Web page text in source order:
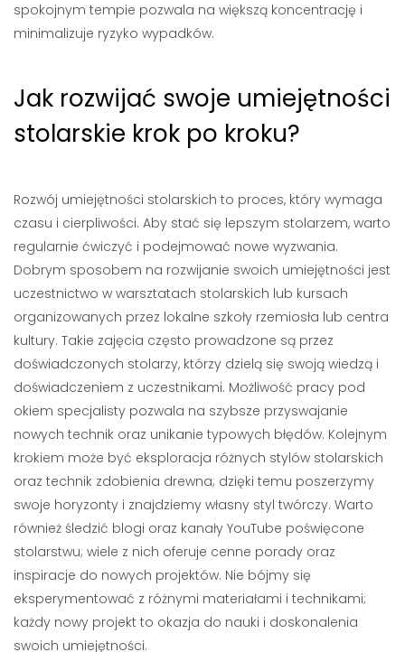
spokojnym tempie pozwala na większą koncentrację i
minimalizuje ryzyko wypadków.
Jak rozwijać swoje umiejętności
stolarskie krok po kroku?
Rozwój umiejętności stolarskich to proces, który wymaga
czasu i cierpliwości. Aby stać się lepszym stolarzem, warto
regularnie ćwiczyć i podejmować nowe wyzwania.
Dobrym sposobem na rozwijanie swoich umiejętności jest
uczestnictwo w warsztatach stolarskich lub kursach
organizowanych przez lokalne szkoły rzemiosła lub centra
kultury. Takie zajęcia często prowadzone są przez
doświadczonych stolarzy, którzy dzielą się swoją wiedzą i
doświadczeniem z uczestnikami. Możliwość pracy pod
okiem specjalisty pozwala na szybsze przyswajanie
nowych technik oraz unikanie typowych błędów. Kolejnym
krokiem może być eksploracja różnych stylów stolarskich
oraz technik zdobienia drewna; dzięki temu poszerzymy
swoje horyzonty i znajdziemy własny styl twórczy. Warto
również śledzić blogi oraz kanały YouTube poświęcone
stolarstwu; wiele z nich oferuje cenne porady oraz
inspiracje do nowych projektów. Nie bójmy się
eksperymentować z różnymi materiałami i technikami;
każdy nowy projekt to okazja do nauki i doskonalenia
swoich umiejętności.